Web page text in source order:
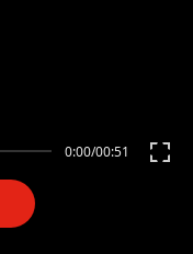
0:00/00:51